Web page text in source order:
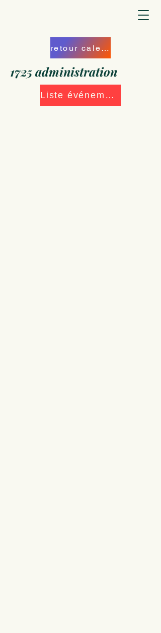
retour calendrier
1725 administration
Liste événements